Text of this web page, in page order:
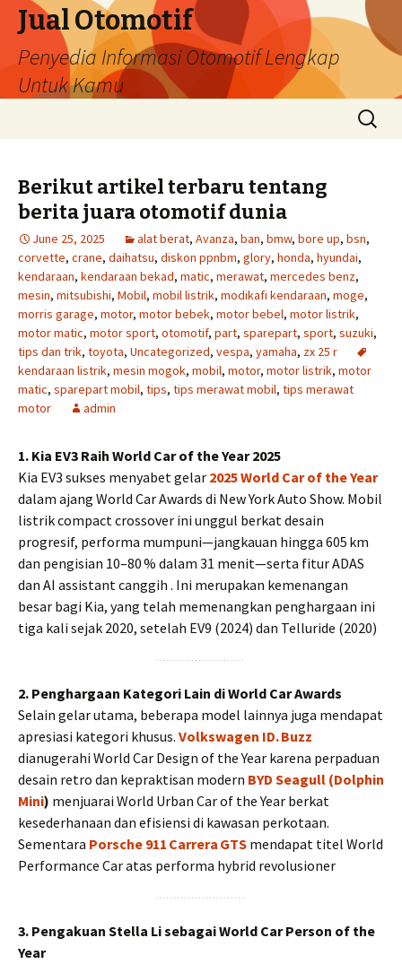
Jual Otomotif
Penyedia Informasi Otomotif Lengkap
Untuk Kamu
Search
for:
Berikut artikel terbaru tentang
berita juara otomotif dunia
June 25, 2025 alat berat, Avanza, ban, bmw, bore up, bsn,
corvette, crane, daihatsu, diskon ppnbm, glory, honda, hyundai,
kendaraan, kendaraan bekad, matic, merawat, mercedes benz,
mesin, mitsubishi, Mobil, mobil listrik, modikafi kendaraan, moge,
morris garage, motor, motor bebek, motor bebel, motor listrik,
motor matic, motor sport, otomotif, part, sparepart, sport, suzuki,
tips dan trik, toyota, Uncategorized, vespa, yamaha, zx 25 r
kendaraan listrik, mesin mogok, mobil, motor, motor listrik, motor
matic, sparepart mobil, tips, tips merawat mobil, tips merawat
motor
admin
1. Kia EV3 Raih World Car of the Year 2025
Kia EV3 sukses menyabet gelar 2025 World Car of the Year
dalam ajang World Car Awards di New York Auto Show. Mobil
listrik compact crossover ini unggul berkat desain
progresif, performa mumpuni—jangkauan hingga 605 km
dan pengisian 10–80 % dalam 31 menit—serta fitur ADAS
dan AI assistant canggih . Ini merupakan kemenangan
besar bagi Kia, yang telah memenangkan penghargaan ini
tiga kali sejak 2020, setelah EV9 (2024) dan Telluride (2020)
2. Penghargaan Kategori Lain di World Car Awards
Selain gelar utama, beberapa model lainnya juga mendapat
apresiasi kategori khusus. Volkswagen ID. Buzz
dianugerahi World Car Design of the Year karena perpaduan
desain retro dan kepraktisan modern BYD Seagull (Dolphin
Mini) menjuarai World Urban Car of the Year berkat
kesederhanaan dan efisiensi di kawasan perkotaan.
Sementara Porsche 911 Carrera GTS mendapat titel World
Performance Car atas performa hybrid revolusioner
3. Pengakuan Stella Li sebagai World Car Person of the
Year